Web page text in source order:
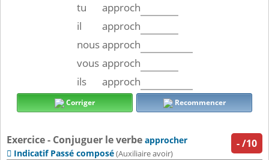
tu
approch
il
approch
nousapproch
vous approch
ils
approch
Corriger Recommencer
-/10
Exercice - Conjuguer le verbe approcher
 Indicatif Passé composé(Auxiliaire avoir)